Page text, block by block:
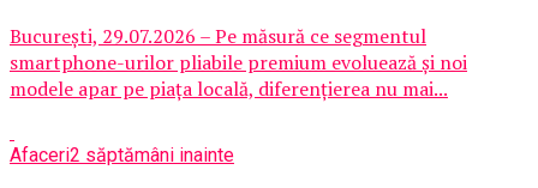
București, 29.07.2026 – Pe măsură ce segmentul
smartphone-urilor pliabile premium evoluează și noi
modele apar pe piața locală, diferențierea nu mai...
Afaceri2 săptămâni inainte